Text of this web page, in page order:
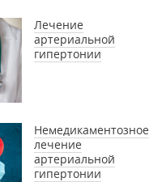
Лечение
артериальной
гипертонии
Немедикаментозное
лечение
артериальной
гипертонии